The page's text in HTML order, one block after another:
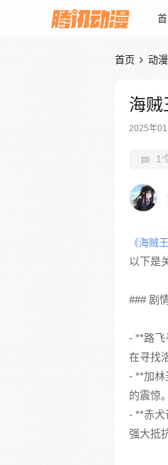
首页  动
海贼
2025年
1
《海贼王
以下是
### 剧
- **路飞
在寻找
- **加林
的震惊。
- **赤犬
强大抵